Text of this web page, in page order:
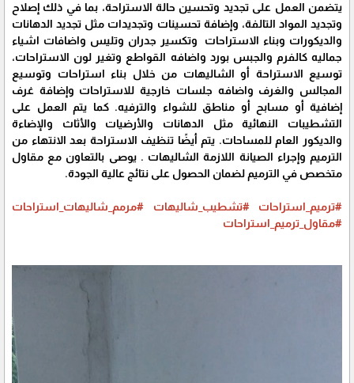
يتضمن العمل على تجديد وتحسين حالة الاستراحة، بما في ذلك إصلاح
وتجديد المواد التالفة، وإضافة تحسينات وتجديدات مثل تجديد الدهانات
والديكورات وبناء الاستراحات وتكسير جدران وتليس واضافات اشياء
جماليه كالفرم والجبس بورد واضافه القواطع وتغير لون الاستراحات،
توسيع الاستراحة أو الشاليهات من خلال بناء استراحات وتوسيع
المجالس والغرف واضافه جلسات خارجية للاستراحات وإضافة غرف
إضافية أو مسابح أو مناطق للشواء والترفيه. كما يتم العمل على
التشطيبات النهائية مثل الدهانات والأرضيات والأثاث والإضاءة
والديكور العام للمساحات. يتم أيضًا تنظيف الاستراحة بعد الانتهاء من
الترميم وإجراء الصيانة اللازمة الشاليهات . يوصى بالتعاون مع مقاول
متخصص في الترميم لضمان الحصول على نتائج عالية الجودة.
#ترميم_استراحات #تشطيب_شاليهات
#مرمم_شاليهات_استراحات
#مقاول_ترميم_استراحات